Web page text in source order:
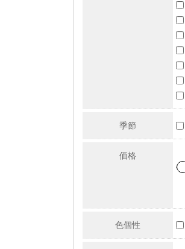
季節
価格
色個性